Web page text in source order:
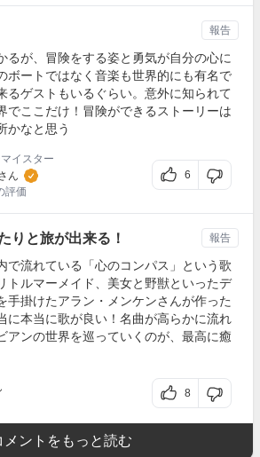
るが、冒険をする姿と勇気が自分の心に
ボートではなく音楽も世界的にも有名で
るゲストもいるぐらい。意外に知られて
でここだけ！冒険ができるストーリーは
かなと思う
イスター
ん
評価
6
報告
りと旅が出来る！
で流れている「心のコンパス」という歌
トルマーメイド、美女と野獣といったデ
手掛けたアラン・メンケンさんが作った
に本当に歌が良い！名曲が高らかに流れ
アンの世界を巡っていくのが、最高に癒
8
報告
メントをもっと読む